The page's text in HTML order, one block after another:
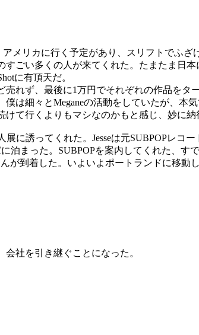
メリカに行く予定があり、スリフトでふ
ごい多くの人が来てくれた。たまたま日
に有頂天だ。
売れず、最後に1万円でそれぞれの作品をタ
僕は細々とMeganeの活動をしていたが、本
て行くよりもマシなのかもと感じ、妙に納
展に誘ってくれた。 Jesseは元SUBPOPレコー
泊まった。 SUBPOPを案内してくれた、す
が到着した。いよいよポートランドに移動し
会社を引き継ぐことになった。